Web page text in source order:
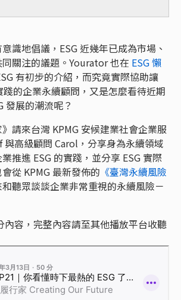
識地倡議，ESG 近幾年已成為市場、
關注的議題。Yourator 也在 ESG 懶
有初步的介紹，而究竟實際協助讓
踐的企業永續顧問，又是怎麼看待近期
發展的潮流呢？
請來台灣 KPMG 安候建業社會企業服
與高級顧問 Carol，分享身為永續領域
推進 ESG 的實踐，並分享 ESG 實際
從 KPMG 最新發佈的 《臺灣永續風險
和聽眾談談企業非常重視的永續風險－
容，完整內容請至其他播放平台收聽